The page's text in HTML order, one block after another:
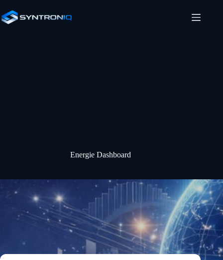
Inhalt
springen
Energie Dashboard